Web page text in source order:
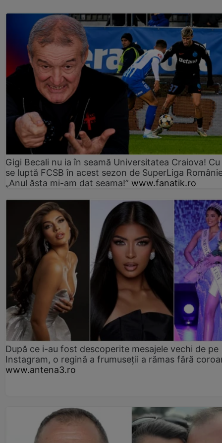
Gigi Becali nu ia în seamă Universitatea Craiova!
se luptă FCSB în acest sezon de SuperLiga
„Anul ăsta mi-am dat seama!” www.fanatik.ro
După ce i-au fost descoperite mesajele vechi de pe
Instagram, o regină a frumuseții a rămas fără
www.antena3.ro